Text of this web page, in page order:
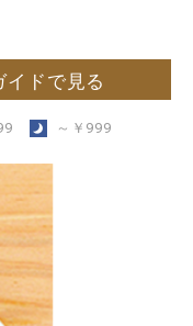
イドで見る
～￥999